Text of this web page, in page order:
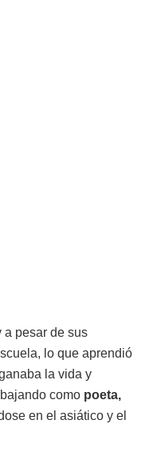
a pesar de sus
lo que aprendió
la vida y
como poeta,
en el asiático y el